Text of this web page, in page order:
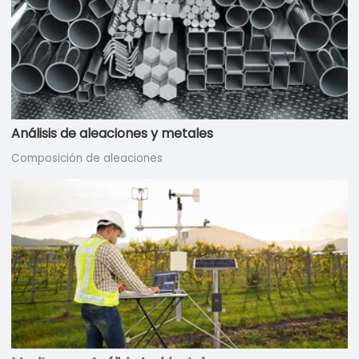
Análisis de aleaciones y metales
Composición de aleaciones